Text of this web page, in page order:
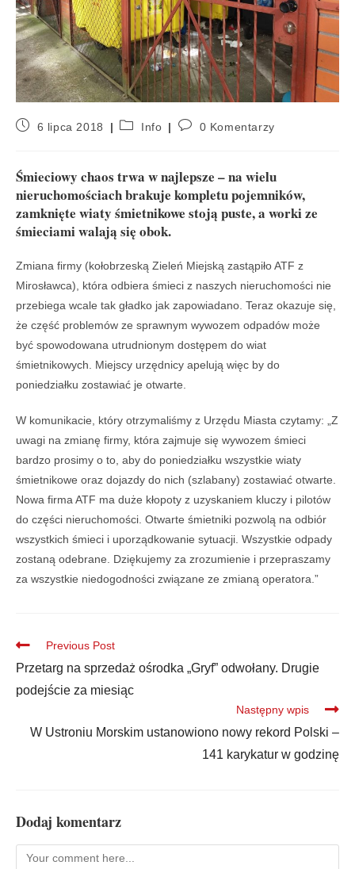
6 lipca 2018 Info 0 Komentarzy
Śmieciowy chaos trwa w najlepsze – na wielu
nieruchomościach brakuje kompletu pojemników,
zamknięte wiaty śmietnikowe stoją puste, a worki ze
śmieciami walają się obok.
Zmiana firmy (kołobrzeską Zieleń Miejską zastąpiło ATF z
Mirosławca), która odbiera śmieci z naszych nieruchomości nie
przebiega wcale tak gładko jak zapowiadano. Teraz okazuje się,
że część problemów ze sprawnym wywozem odpadów może
być spowodowana utrudnionym dostępem do wiat
śmietnikowych. Miejscy urzędnicy apelują więc by do
poniedziałku zostawiać je otwarte.
W komunikacie, który otrzymaliśmy z Urzędu Miasta czytamy: „Z
uwagi na zmianę firmy, która zajmuje się wywozem śmieci
bardzo prosimy o to, aby do poniedziałku wszystkie wiaty
śmietnikowe oraz dojazdy do nich (szlabany) zostawiać otwarte.
Nowa firma ATF ma duże kłopoty z uzyskaniem kluczy i pilotów
do części nieruchomości. Otwarte śmietniki pozwolą na odbiór
wszystkich śmieci i uporządkowanie sytuacji. Wszystkie odpady
zostaną odebrane. Dziękujemy za zrozumienie i przepraszamy
za wszystkie niedogodności związane ze zmianą operatora.”
Previous Post
Przetarg na sprzedaż ośrodka „Gryf” odwołany. Drugie
podejście za miesiąc
Następny wpis
W Ustroniu Morskim ustanowiono nowy rekord Polski –
141 karykatur w godzinę
Dodaj komentarz